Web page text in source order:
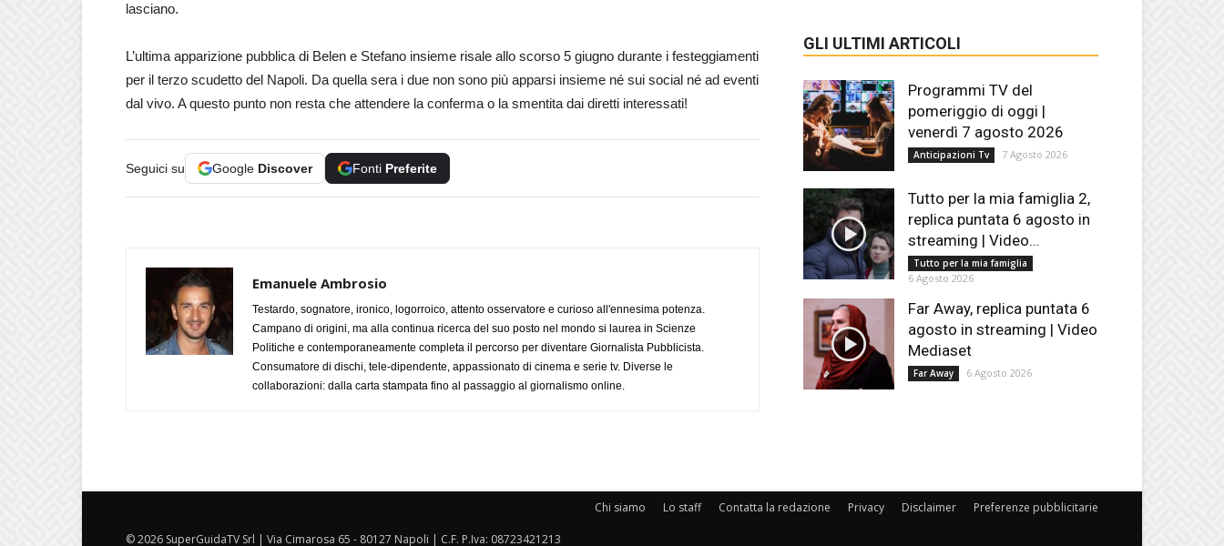
lasciano.
L’ultima apparizione pubblica di Belen e Stefano insieme risale allo scorso 5 giugno durante i festeggiamenti
per il terzo scudetto del Napoli. Da quella sera i due non sono più apparsi insieme né sui social né ad eventi
dal vivo. A questo punto non resta che attendere la conferma o la smentita dai diretti interessati!
Seguici su Google Discover Fonti Preferite
Emanuele Ambrosio
Testardo, sognatore, ironico, logorroico, attento osservatore e curioso all'ennesima potenza.
Campano di origini, ma alla continua ricerca del suo posto nel mondo si laurea in Scienze
Politiche e contemporaneamente completa il percorso per diventare Giornalista Pubblicista.
Consumatore di dischi, tele-dipendente, appassionato di cinema e serie tv. Diverse le
collaborazioni: dalla carta stampata fino al passaggio al giornalismo online.
GLI ULTIMI ARTICOLI
Programmi TV del
pomeriggio di oggi |
venerdì 7 agosto 2026
Anticipazioni Tv 7 Agosto 2026
Tutto per la mia famiglia 2,
replica puntata 6 agosto in
streaming | Video...
Tutto per la mia famiglia
6 Agosto 2026
Far Away, replica puntata 6
agosto in streaming | Video
Mediaset
Far Away 6 Agosto 2026
Chi siamo Lo staff Contatta la redazione Privacy Disclaimer Preferenze pubblicitarie
© 2026 SuperGuidaTV Srl | Via Cimarosa 65 - 80127 Napoli | C.F. P.Iva: 08723421213